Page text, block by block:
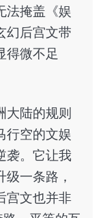
法掩盖《娱
幻后宫文带
得微不足
大陆的规则
行空的文娱
袭。它让我
一条路，
宫文也并非